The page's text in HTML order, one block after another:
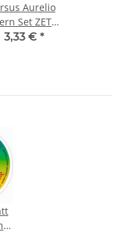
Aurelio
Set ZETA
/ braun
3,33 € *